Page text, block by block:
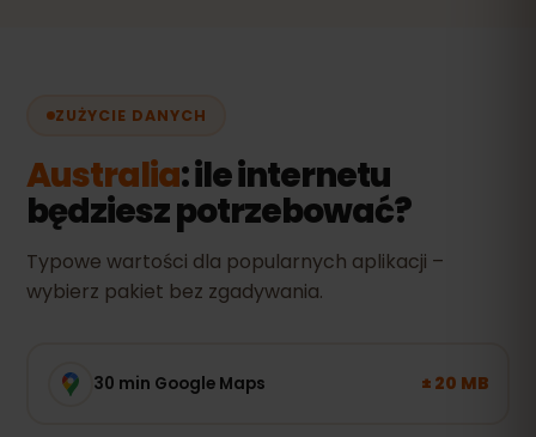
ZUŻYCIE DANYCH
Australia: ile internetu
będziesz potrzebować?
Typowe wartości dla popularnych aplikacji –
wybierz pakiet bez zgadywania.
30 min Google Maps ± 20 MB